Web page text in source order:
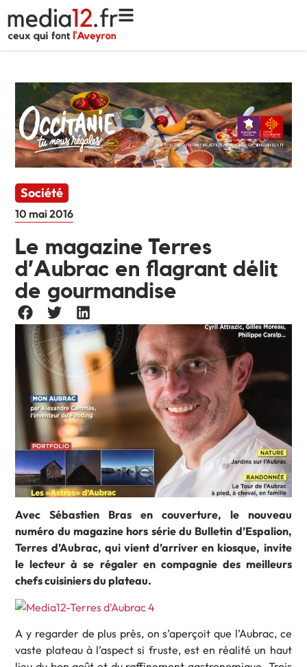
Société
10 mai 2016
Le magazine Terres
d’Aubrac en flagrant délit
de gourmandise
Avec Sébastien Bras en couverture, le nouveau
numéro du magazine hors série du Bulletin d’Espalion,
Terres d’Aubrac, qui vient d’arriver en kiosque, invite
le lecteur à se régaler en compagnie des meilleurs
chefs cuisiniers du plateau.
A y regarder de plus près, on s’aperçoit que l’Aubrac, ce
vaste plateau à l’aspect si fruste, est en réalité un haut